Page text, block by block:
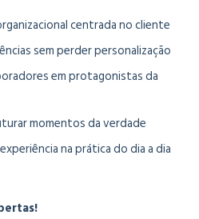
centrada no cliente
sem perder personalização
em protagonistas da
momentos da verdade
na prática do dia a dia